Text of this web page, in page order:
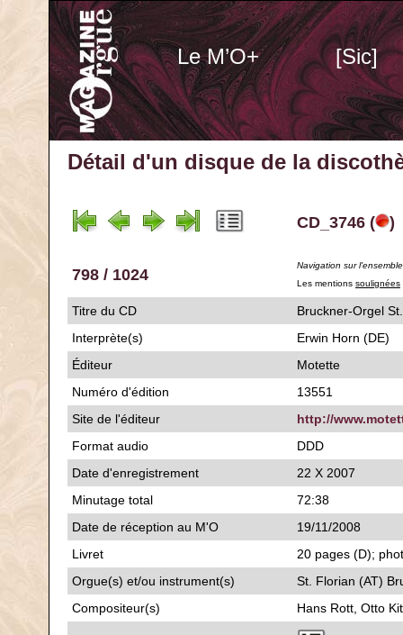
Le M’O+ [Sic]
Détail d'un disque de la
CD_3746 ( )
798 / 1024
Navigation sur
Les mentions soulignées
Titre du CD
Bruckner-
Interprète(s)
Erwin Horn (DE)
Éditeur
Motette
Numéro d'édition
13551
Site de l'éditeur
http://
Format audio
DDD
Date d'enregistrement
22 X 2007
Minutage total
72:38
Date de réception au M'O
19/11/2008
Livret
20 pages (D);
Orgue(s) et/ou instrument(s)
St. Florian (AT)
Compositeur(s)
Hans Rott, Otto